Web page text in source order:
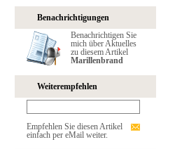
Benachrichtigungen
Benachrichtigen Sie
mich über Aktuelles
zu diesem Artikel
Marillenbrand
Weiterempfehlen
Empfehlen Sie diesen Artikel
einfach per eMail weiter.